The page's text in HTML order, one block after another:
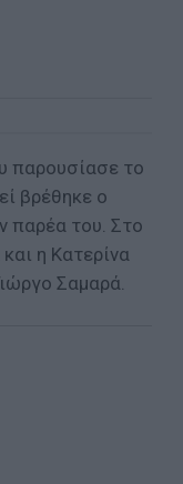
παρουσίασε το
βρέθηκε ο
παρέα του. Στο
η Κατερίνα
Σαμαρά.